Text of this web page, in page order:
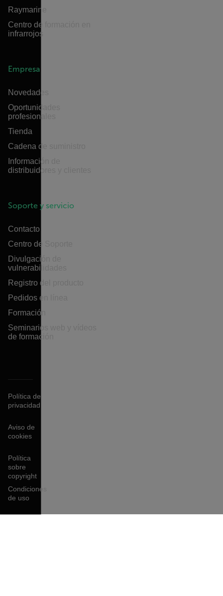
Raymarine
Centro de formación en
infrarrojos
Empresa
Novedades
Oportunidades
profesionales
Tienda
Cadena de suministro
Información de
distribuidores y clientes
Soporte y servicio
Contacto
Centro de Soporte
Divulgación de
vulnerabilidades
Registro del producto
Pedidos en línea
Formación
Seminarios web y vídeos
de formación
Política de
privacidad
Aviso de
cookies
Política
sobre
copyright
Condiciones
de uso